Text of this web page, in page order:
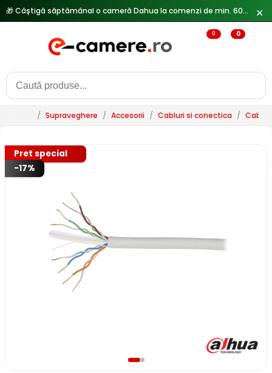
✕
0 0
/ Supraveghere / Accesorii / Cabluri si conectica / Cabluri
Pret special
-17%